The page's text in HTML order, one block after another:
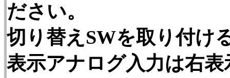
ださい。
切り替えSWを取り付け
表示アナログ入力は右